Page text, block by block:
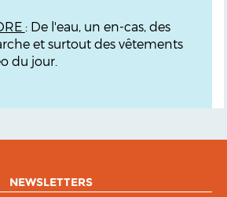
: De l'eau, un en-cas, des
et surtout des vêtements
du jour.
NEWSLETTERS